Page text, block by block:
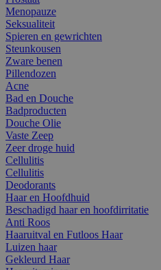
Menopauze
Seksualiteit
Spieren en gewrichten
Steunkousen
Zware benen
Pillendozen
Acne
Bad en Douche
Badproducten
Douche Olie
Vaste Zeep
Zeer droge huid
Cellulitis
Cellulitis
Deodorants
Haar en Hoofdhuid
Beschadigd haar en hoofdirritatie
Anti Roos
Haaruitval en Futloos Haar
Luizen haar
Gekleurd Haar